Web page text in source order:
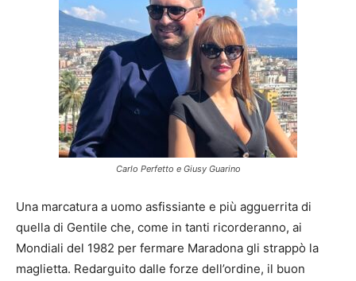
Carlo Perfetto e Giusy Guarino
Una marcatura a uomo asfissiante e più agguerrita di
quella di Gentile che, come in tanti ricorderanno, ai
Mondiali del 1982 per fermare Maradona gli strappò la
maglietta. Redarguito dalle forze dell’ordine, il buon